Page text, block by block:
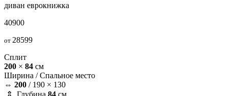
диван еврокнижка
40900
от 28599
Сплит
200 × 84 см
Ширина /Спальное место
⇔ 200 / 190 × 130
⇕ Глубина 84 см